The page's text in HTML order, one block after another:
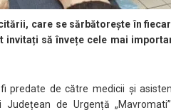
care se sărbătorește în
invitați să învețe cele mai
predate de către medicii și
Județean de Urgență